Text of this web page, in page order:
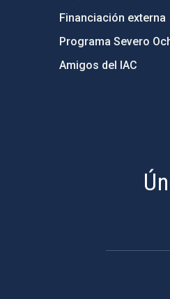
Financiación externa
Programa Severo
Amigos del IAC